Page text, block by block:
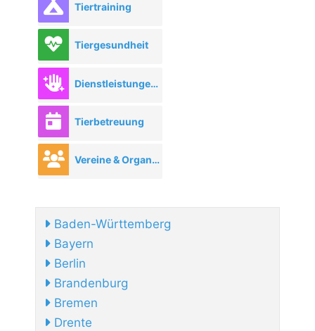
Tiertraining
Tiergesundheit
Dienstleistungen rund ums Tier
Tierbetreuung
Vereine & Organisationen
Baden-Württemberg
Bayern
Berlin
Brandenburg
Bremen
Drente